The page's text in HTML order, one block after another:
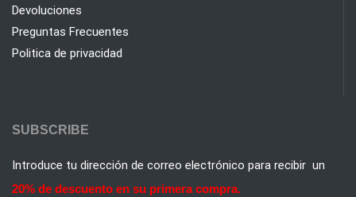
Devoluciones
Preguntas Frecuentes
Politica de privacidad
SUBSCRIBE
Introduce tu dirección de correo electrónico para recibir un
20% de descuento en su primera compra.